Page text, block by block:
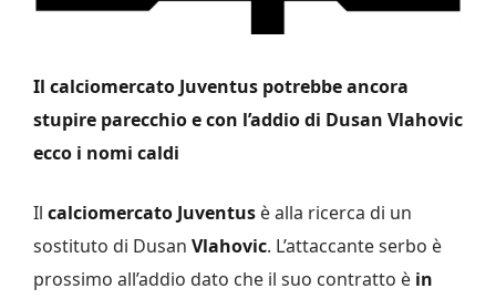
Il calciomercato Juventus potrebbe ancora
stupire parecchio e con l’addio di Dusan Vlahovic
ecco i nomi caldi
Il calciomercato Juventus è alla ricerca di un
sostituto di Dusan Vlahovic. L’attaccante serbo è
prossimo all’addio dato che il suo contratto è in